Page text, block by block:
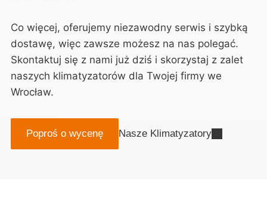
Co więcej, oferujemy niezawodny serwis i szybką
dostawę, więc zawsze możesz na nas polegać.
Skontaktuj się z nami już dziś i skorzystaj z zalet
naszych klimatyzatorów dla Twojej firmy we
Wrocław.
Poproś o wycenę Nasze Klimatyzatory